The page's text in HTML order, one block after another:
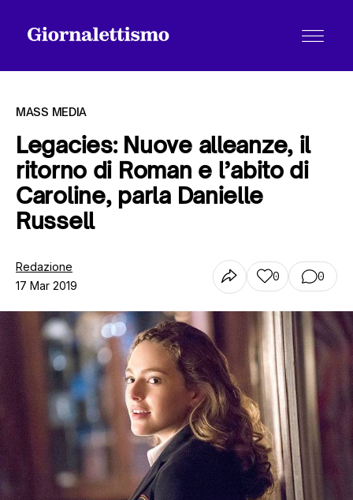
Tutti gli articoli
MASS MEDIA
Legacies: Nuove alleanze, il
ritorno di Roman e l’abito di
Caroline, parla Danielle
Russell
Redazione
17 Mar 2019
0 0